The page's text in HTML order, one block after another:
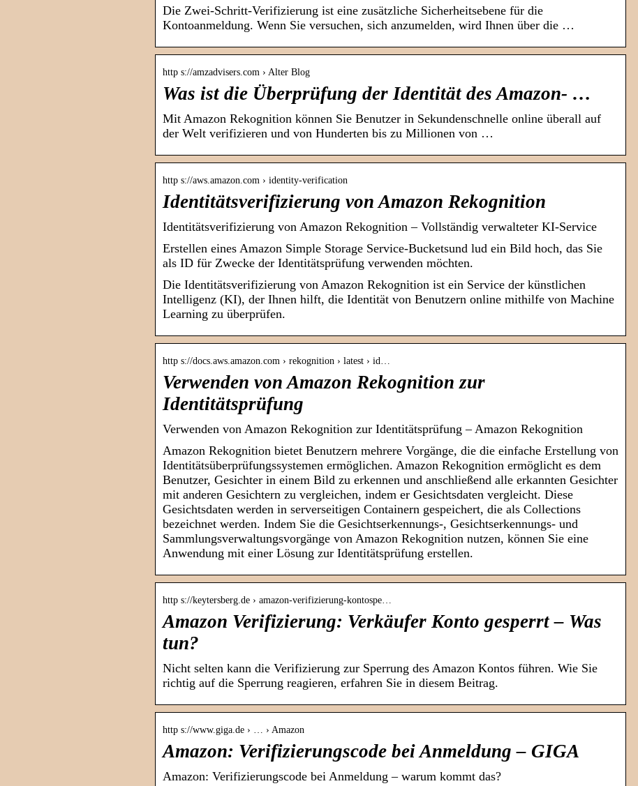
Die Zwei-Schritt-Verifizierung ist eine zusätzliche Sicherheitsebene für die
Kontoanmeldung. Wenn Sie versuchen, sich anzumelden, wird Ihnen über die …
http s://amzadvisers.com › Alter Blog
Was ist die Überprüfung der Identität des Amazon- …
Mit Amazon Rekognition können Sie Benutzer in Sekundenschnelle online überall auf
der Welt verifizieren und von Hunderten bis zu Millionen von …
http s://aws.amazon.com › identity-verification
Identitätsverifizierung von Amazon Rekognition
Identitätsverifizierung von Amazon Rekognition – Vollständig verwalteter KI-Service
Erstellen eines Amazon Simple Storage Service-Bucketsund lud ein Bild hoch, das Sie
als ID für Zwecke der Identitätsprüfung verwenden möchten.
Die Identitätsverifizierung von Amazon Rekognition ist ein Service der künstlichen
Intelligenz (KI), der Ihnen hilft, die Identität von Benutzern online mithilfe von Machine
Learning zu überprüfen.
http s://docs.aws.amazon.com › rekognition › latest › id…
Verwenden von Amazon Rekognition zur
Identitätsprüfung
Verwenden von Amazon Rekognition zur Identitätsprüfung – Amazon Rekognition
Amazon Rekognition bietet Benutzern mehrere Vorgänge, die die einfache Erstellung von
Identitätsüberprüfungssystemen ermöglichen. Amazon Rekognition ermöglicht es dem
Benutzer, Gesichter in einem Bild zu erkennen und anschließend alle erkannten Gesichter
mit anderen Gesichtern zu vergleichen, indem er Gesichtsdaten vergleicht. Diese
Gesichtsdaten werden in serverseitigen Containern gespeichert, die als Collections
bezeichnet werden. Indem Sie die Gesichtserkennungs-, Gesichtserkennungs- und
Sammlungsverwaltungsvorgänge von Amazon Rekognition nutzen, können Sie eine
Anwendung mit einer Lösung zur Identitätsprüfung erstellen.
http s://keytersberg.de › amazon-verifizierung-kontospe…
Amazon Verifizierung: Verkäufer Konto gesperrt – Was
tun?
Nicht selten kann die Verifizierung zur Sperrung des Amazon Kontos führen. Wie Sie
richtig auf die Sperrung reagieren, erfahren Sie in diesem Beitrag.
http s://www.giga.de › … › Amazon
Amazon: Verifizierungscode bei Anmeldung – GIGA
Amazon: Verifizierungscode bei Anmeldung – warum kommt das?